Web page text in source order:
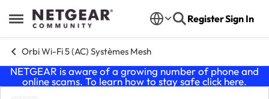
Open Side Menu
Skip to content RegisterSign In
Orbi Wi-Fi 5 (AC) Systèmes Mesh
NETGEAR is aware of a growing number of phone and
online scams. To learn how to stay safe click here.